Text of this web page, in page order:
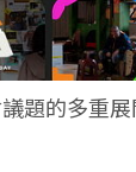
題的多重